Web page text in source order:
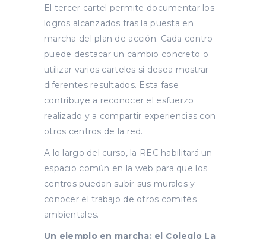
El tercer cartel permite documentar los
logros alcanzados tras la puesta en
marcha del plan de acción. Cada centro
puede destacar un cambio concreto o
utilizar varios carteles si desea mostrar
diferentes resultados. Esta fase
contribuye a reconocer el esfuerzo
realizado y a compartir experiencias con
otros centros de la red.
A lo largo del curso, la REC habilitará un
espacio común en la web para que los
centros puedan subir sus murales y
conocer el trabajo de otros comités
ambientales.
Un ejemplo en marcha: el Colegio La